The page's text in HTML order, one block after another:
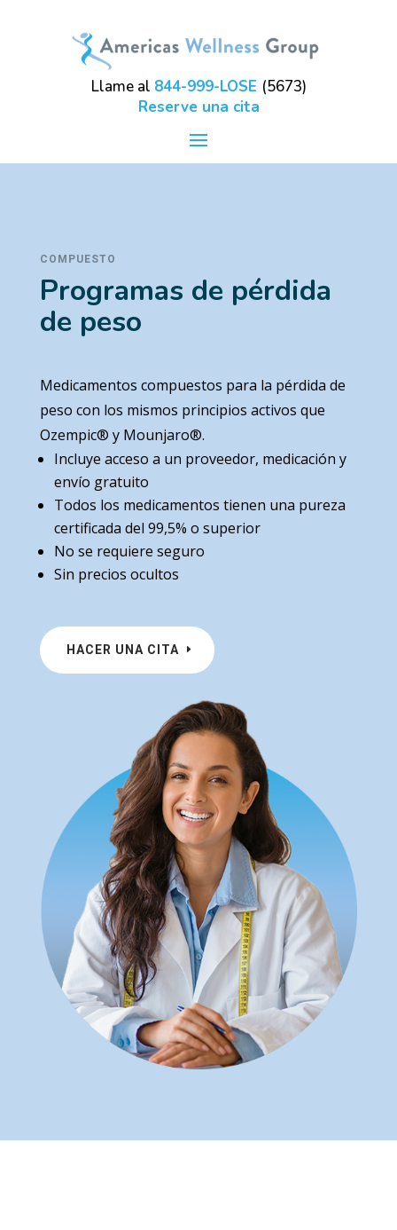
Llame al 844-999-LOSE (5673)
Reserve una cita
COMPUESTO
Programas de pérdida
de peso
Medicamentos compuestos para la pérdida de
peso con los mismos principios activos que
Ozempic® y Mounjaro®.
Incluye acceso a un proveedor, medicación y
envío gratuito
Todos los medicamentos tienen una pureza
certificada del 99,5% o superior
No se requiere seguro
Sin precios ocultos
HACER UNA CITA